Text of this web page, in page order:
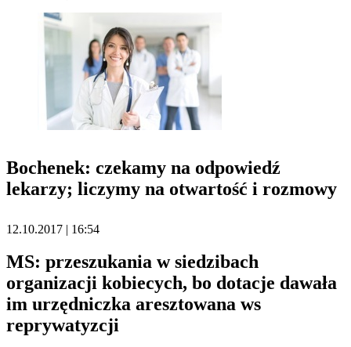
Bochenek: czekamy na odpowiedź
lekarzy; liczymy na otwartość i rozmowy
12.10.2017 | 16:54
MS: przeszukania w siedzibach
organizacji kobiecych, bo dotacje dawała
im urzędniczka aresztowana ws
reprywatyzcji